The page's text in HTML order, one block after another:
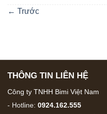
← Trước
THÔNG TIN LIÊN HỆ
Công ty TNHH Bimi Việt Nam
- Hotline: 0924.162.555